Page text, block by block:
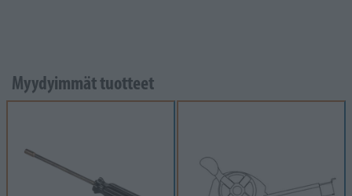
Myydyimmät tuotteet